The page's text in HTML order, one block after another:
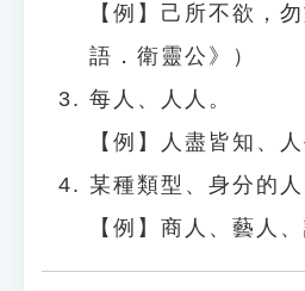
【例】己所不欲，
語．衛靈公》）
每人、人人。
【例】人盡皆知、
某種類型、身分的人
【例】商人、藝人